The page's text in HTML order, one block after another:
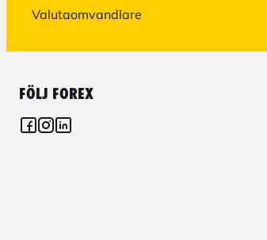
Valutaomvandlare
FÖLJ FOREX